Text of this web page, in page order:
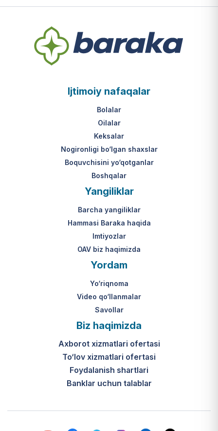
Ijtimoiy nafaqalar
Bolalar
Oilalar
Keksalar
Nogironligi bo‘lgan shaxslar
Boquvchisini yo‘qotganlar
Boshqalar
Yangiliklar
Barcha yangiliklar
Hammasi Baraka haqida
Imtiyozlar
OAV biz haqimizda
Yordam
Yo‘riqnoma
Video qo‘llanmalar
Savollar
Biz haqimizda
Axborot xizmatlari ofertasi
To‘lov xizmatlari ofertasi
Foydalanish shartlari
Banklar uchun talablar